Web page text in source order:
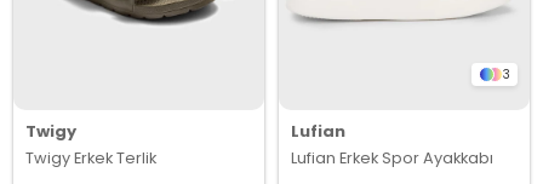
Twigy
Twigy Erkek Terlik
3
Lufian
Lufian Erkek Spor Ayakkabı